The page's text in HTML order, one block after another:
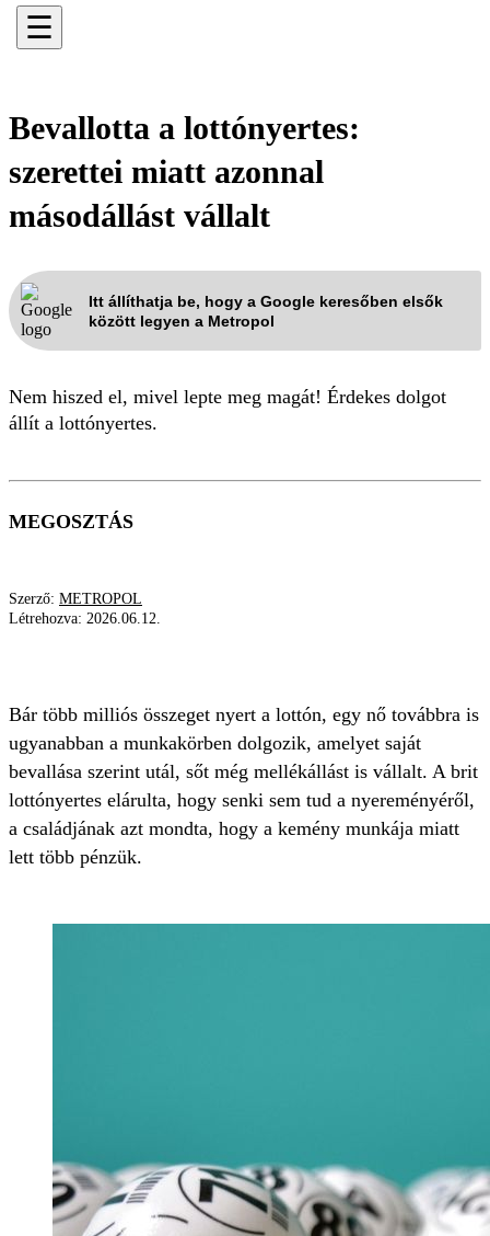
☰
Bevallotta a lottónyertes:
szerettei miatt azonnal
másodállást vállalt
Itt állíthatja be, hogy a Google keresőben elsők
között legyen a Metropol
Nem hiszed el, mivel lepte meg magát! Érdekes dolgot
állít a lottónyertes.
MEGOSZTÁS
Szerző: METROPOL
Létrehozva: 2026.06.12.
Bár több milliós összeget nyert a lottón, egy nő továbbra is
ugyanabban a munkakörben dolgozik, amelyet saját
bevallása szerint utál, sőt még mellékállást is vállalt. A brit
lottónyertes elárulta, hogy senki sem tud a nyereményéről,
a családjának azt mondta, hogy a kemény munkája miatt
lett több pénzük.